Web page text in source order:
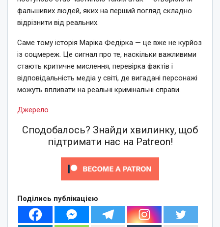
фальшивих людей, яких на перший погляд складно
відрізнити від реальних.
Саме тому історія Маріка Федірка — це вже не курйоз
із соцмереж. Це сигнал про те, наскільки важливими
стають критичне мислення, перевірка фактів і
відповідальність медіа у світі, де вигадані персонажі
можуть впливати на реальні кримінальні справи.
Джерело
Сподобалось? Знайди хвилинку, щоб
підтримати нас на Patreon!
Поділись публікацією